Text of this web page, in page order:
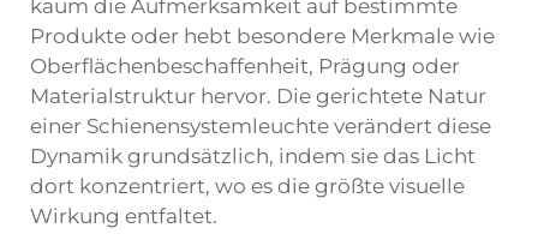
kaum die Aufmerksamkeit auf bestimmte
Produkte oder hebt besondere Merkmale wie
Oberflächenbeschaffenheit, Prägung oder
Materialstruktur hervor. Die gerichtete Natur
einer Schienensystemleuchte verändert diese
Dynamik grundsätzlich, indem sie das Licht
dort konzentriert, wo es die größte visuelle
Wirkung entfaltet.